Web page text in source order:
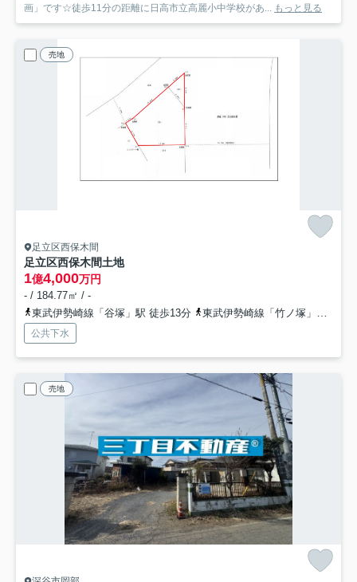
画」です☆徒歩11分の距離に日高市立高麗小中学校があ...
もっと見る
売地
足立区西保木間
足立区西保木間土地
1億4,000万円
- / 184.77㎡ / -
東武伊勢崎線「谷塚」駅 徒歩13分
東武伊勢崎線「竹ノ塚」駅 徒歩25分
公共下水
売地